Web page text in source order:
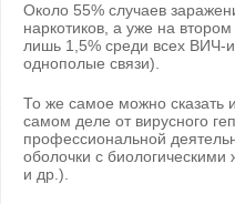
Около 55% случаев
наркотиков, а уже на
лишь 1,5% среди всех ВИЧ-
однополые связи).
То же самое можно сказать
самом деле от вирусного
профессиональной
оболочки с
и др.).